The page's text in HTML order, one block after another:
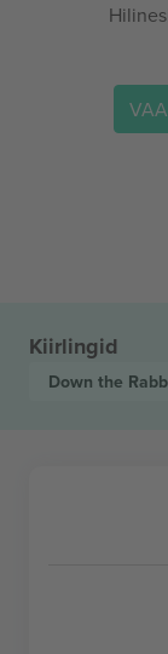
Kiirlingid
Down the